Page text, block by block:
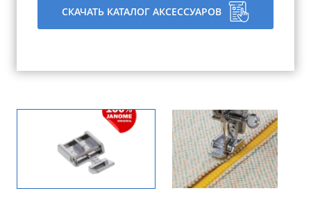
СКАЧАТЬ КАТАЛОГ АКСЕССУАРОВ